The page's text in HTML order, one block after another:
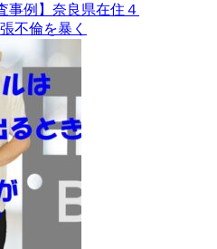
事例】奈良県在住４
不倫を暴く